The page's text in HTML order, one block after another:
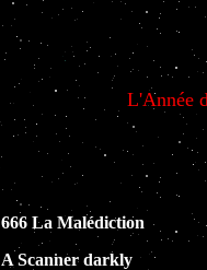
L'Année
666 La Malédiction
A Scanner darkly